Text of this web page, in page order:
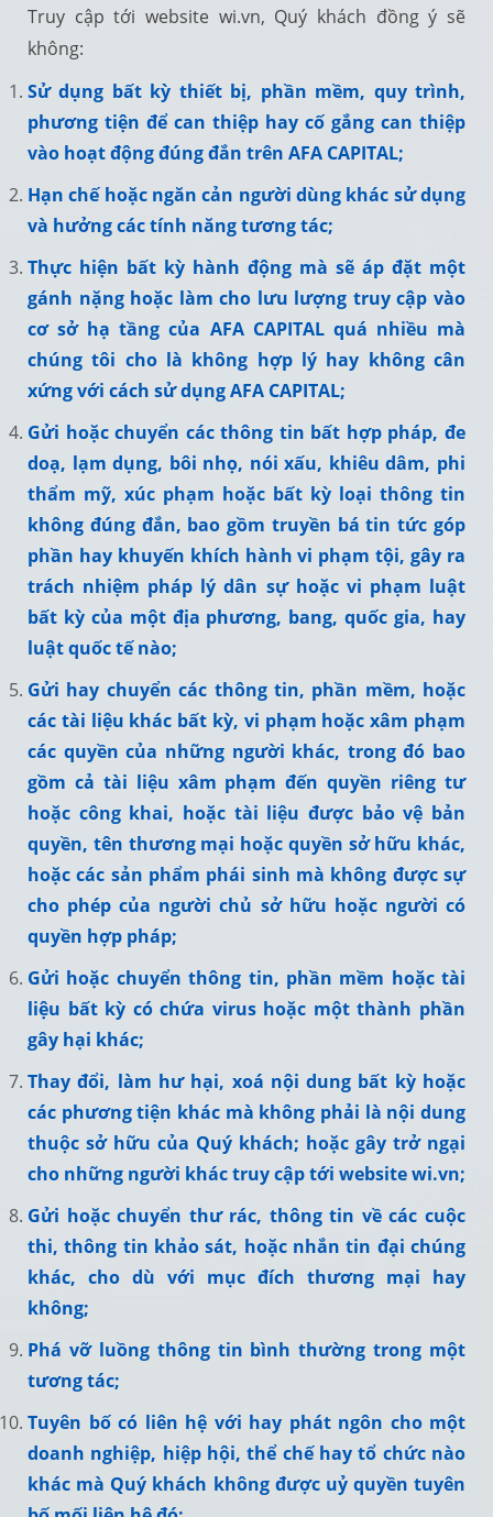
Truy cập tới website wi.vn, Quý khách đồng ý sẽ
không:
Sử dụng bất kỳ thiết bị, phần mềm, quy trình,
phương tiện để can thiệp hay cố gắng can thiệp
vào hoạt động đúng đắn trên AFA CAPITAL;
Hạn chế hoặc ngăn cản người dùng khác sử dụng
và hưởng các tính năng tương tác;
Thực hiện bất kỳ hành động mà sẽ áp đặt một
gánh nặng hoặc làm cho lưu lượng truy cập vào
cơ sở hạ tầng của AFA CAPITAL quá nhiều mà
chúng tôi cho là không hợp lý hay không cân
xứng với cách sử dụng AFA CAPITAL;
Gửi hoặc chuyển các thông tin bất hợp pháp, đe
doạ, lạm dụng, bôi nhọ, nói xấu, khiêu dâm, phi
thẩm mỹ, xúc phạm hoặc bất kỳ loại thông tin
không đúng đắn, bao gồm truyền bá tin tức góp
phần hay khuyến khích hành vi phạm tội, gây ra
trách nhiệm pháp lý dân sự hoặc vi phạm luật
bất kỳ của một địa phương, bang, quốc gia, hay
luật quốc tế nào;
Gửi hay chuyển các thông tin, phần mềm, hoặc
các tài liệu khác bất kỳ, vi phạm hoặc xâm phạm
các quyền của những người khác, trong đó bao
gồm cả tài liệu xâm phạm đến quyền riêng tư
hoặc công khai, hoặc tài liệu được bảo vệ bản
quyền, tên thương mại hoặc quyền sở hữu khác,
hoặc các sản phẩm phái sinh mà không được sự
cho phép của người chủ sở hữu hoặc người có
quyền hợp pháp;
Gửi hoặc chuyển thông tin, phần mềm hoặc tài
liệu bất kỳ có chứa virus hoặc một thành phần
gây hại khác;
Thay đổi, làm hư hại, xoá nội dung bất kỳ hoặc
các phương tiện khác mà không phải là nội dung
thuộc sở hữu của Quý khách; hoặc gây trở ngại
cho những người khác truy cập tới website wi.vn;
Gửi hoặc chuyển thư rác, thông tin về các cuộc
thi, thông tin khảo sát, hoặc nhắn tin đại chúng
khác, cho dù với mục đích thương mại hay
không;
Phá vỡ luồng thông tin bình thường trong một
tương tác;
Tuyên bố có liên hệ với hay phát ngôn cho một
doanh nghiệp, hiệp hội, thể chế hay tổ chức nào
khác mà Quý khách không được uỷ quyền tuyên